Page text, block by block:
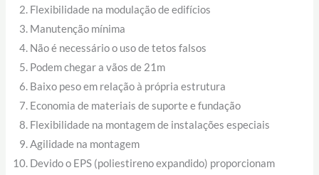
Flexibilidade na modulação de edifícios
Manutenção mínima
Não é necessário o uso de tetos falsos
Podem chegar a vãos de 21m
Baixo peso em relação à própria estrutura
Economia de materiais de suporte e fundação
Flexibilidade na montagem de instalações especiais
Agilidade na montagem
Devido o EPS (poliestireno expandido) proporcionam